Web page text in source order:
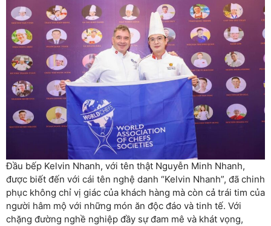
Đầu bếp Kelvin Nhanh, với tên thật Nguyễn Minh Nhanh,
được biết đến với cái tên nghệ danh “Kelvin Nhanh”, đã chinh
phục không chỉ vị giác của khách hàng mà còn cả trái tim của
người hâm mộ với những món ăn độc đáo và tinh tế. Với
chặng đường nghề nghiệp đầy sự đam mê và khát vọng,